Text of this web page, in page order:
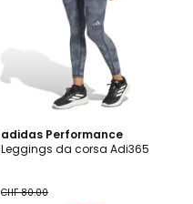
adidas Performance
Leggings da corsa Adi365
CHF 80.00